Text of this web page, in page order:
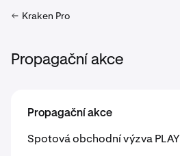
Kraken Pro
Propagační akce
Propagační akce
Spotová obchodní výzva PLAY